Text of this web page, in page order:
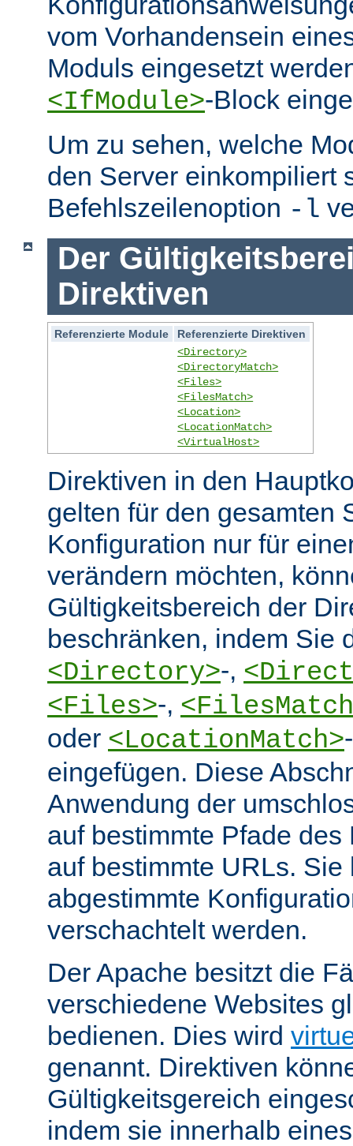
vom Vorhandensein
Moduls eingesetzt
<IfModule>-Block
Um zu sehen, welche
den Server einkompiliert
Befehlszeilenoption -l
Der
Direktiven
Referenzierte Module
Referenzierte Direktiven
<Directory>
<DirectoryMatch>
<Files>
<FilesMatch>
<Location>
<LocationMatch>
<VirtualHost>
Direktiven in den
gelten für den gesamten
Konfiguration nur für
verändern möchten,
Gültigkeitsbereich der
beschränken, indem Sie
<Directory>-,
<Files>-,
oder <LocationMatch>
eingefügen. Diese
Anwendung der
auf bestimmte Pfade
auf bestimmte URLs.
abgestimmte
verschachtelt werden.
Der Apache besitzt die
verschiedene Websites
bedienen. Dies wird
genannt. Direktiven
Gültigkeitsgereich
indem sie innerhalb